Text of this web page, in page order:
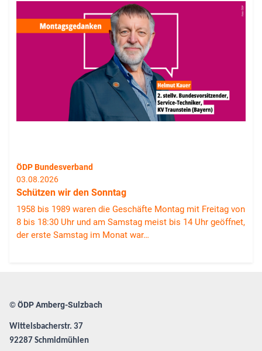
ÖDP Bundesverband
03.08.2026
Schützen wir den Sonntag
1958 bis 1989 waren die Geschäfte Montag mit Freitag von
8 bis 18:30 Uhr und am Samstag meist bis 14 Uhr geöffnet,
der erste Samstag im Monat war…
© ÖDP Amberg-Sulzbach
Wittelsbacherstr. 37
92287 Schmidmühlen